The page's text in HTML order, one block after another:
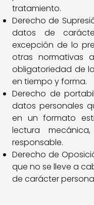
tratamiento.
Derecho de
datos de
excepción de lo
otras normativas
obligatoriedad de
en tiempo y forma.
Derecho de
datos personales
en un formato
lectura
responsable.
Derecho de
que no se lleve a
de carácter